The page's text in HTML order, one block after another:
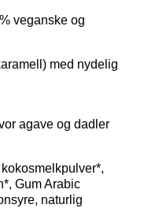
veganske og
med nydelig
agave og dadler
Gum Arabic
naturlig